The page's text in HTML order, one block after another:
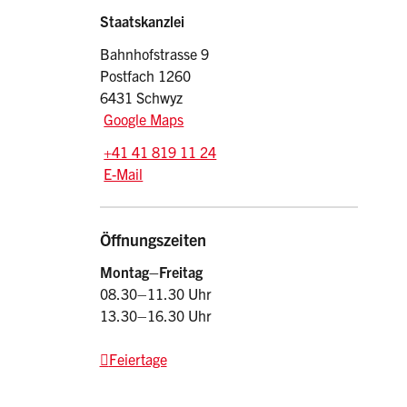
Sidebar
Adresse
Staatskanzlei
Bahnhofstrasse 9
Postfach 1260
6431 Schwyz
Google Maps
Tel.:
+41 41 819 11 24
E-Mail: srsz
E-Mail
Öffnungszeiten
Montag–Freitag
08.30–11.30 Uhr
13.30–16.30 Uhr
Feiertage